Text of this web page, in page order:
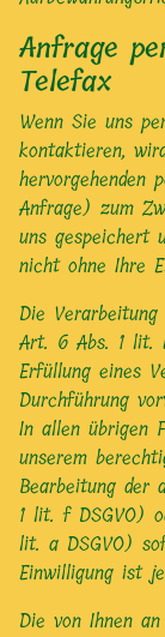
Anfrage
Telefax
Wenn Sie uns
kontaktieren,
hervorgehenden
Anfrage) zum
uns gespeichert
nicht ohne Ihre
Die
Art. 6 Abs. 1 lit.
Erfüllung eines
Durchführung
In allen übrigen
unserem
Bearbeitung der
1 lit. f DSGVO)
lit. a DSGVO)
Einwilligung ist
Die von Ihnen